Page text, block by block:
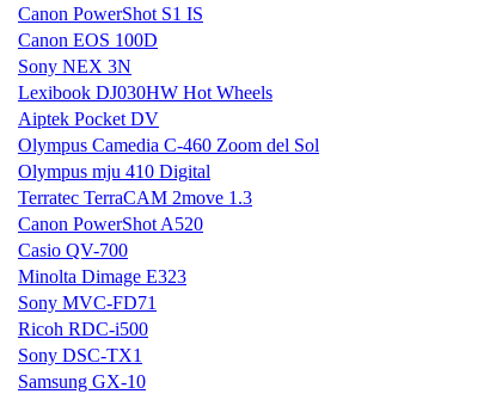
Canon PowerShot S1 IS
Canon EOS 100D
Sony NEX 3N
Lexibook DJ030HW Hot Wheels
Aiptek Pocket DV
Olympus Camedia C-460 Zoom del Sol
Olympus mju 410 Digital
Terratec TerraCAM 2move 1.3
Canon PowerShot A520
Casio QV-700
Minolta Dimage E323
Sony MVC-FD71
Ricoh RDC-i500
Sony DSC-TX1
Samsung GX-10